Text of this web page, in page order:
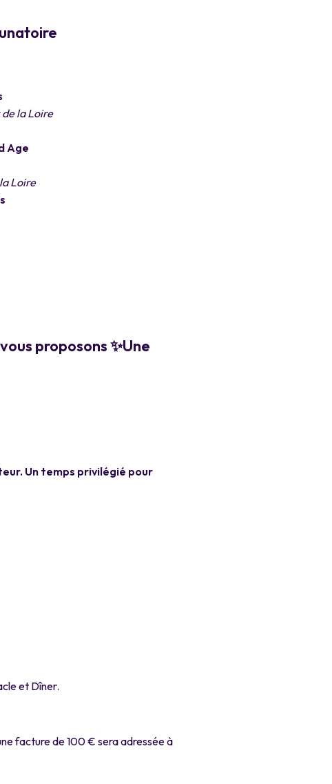
la Loire
Age
Loire
proposons✨️Une
Un temps privilégié pour
et Dîner.
facture de 100 € sera adressée à